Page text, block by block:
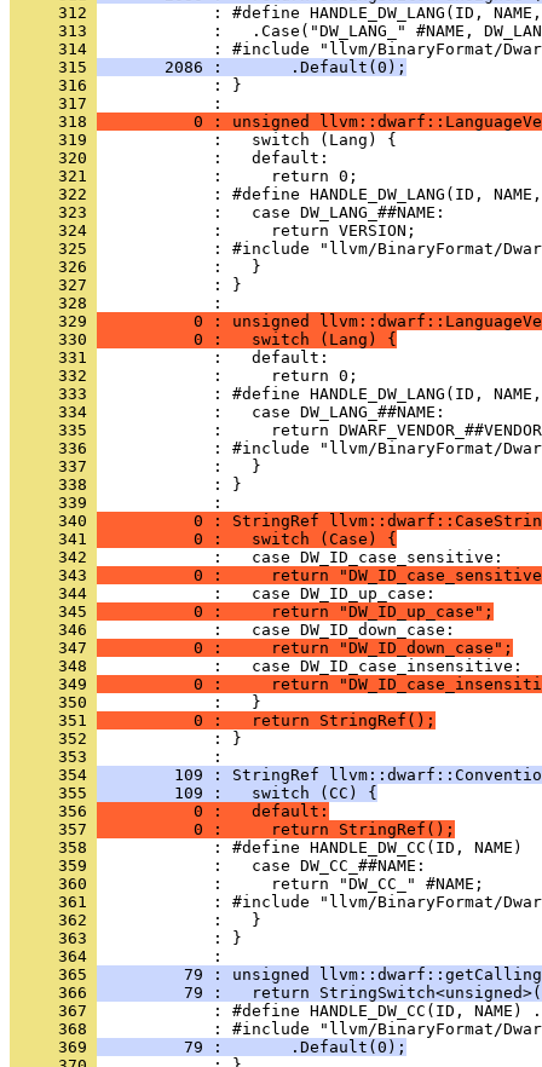
     312
     313
     314
     315
       2086 :       .Default(0);
     316
            : }
     317
     318
0 : unsigned
     319
     320
     321
     322
     323
     324
     325
     326
     327
            : }
     328
     329
0 : unsigned
     330
          0 :   switch (Lang) {
     331
     332
     333
     334
     335
     336
     337
     338
            : }
     339
     340
0 : StringRef
     341
          0 :   switch (Case) {
     342
     343
0 :     return
     344
     345
          0 :     return "DW_ID_up_case";
     346
     347
          0 :     return "DW_ID_down_case";
     348
     349
0 :     return
     350
     351
          0 :   return StringRef();
     352
            : }
     353
     354
109 : StringRef
     355
        109 :   switch (CC) {
     356
          0 :   default:
     357
          0 :     return StringRef();
     358
     359
     360
     361
     362
     363
            : }
     364
     365
79 : unsigned
     366
79 :   return
     367
     368
     369
         79 :       .Default(0);